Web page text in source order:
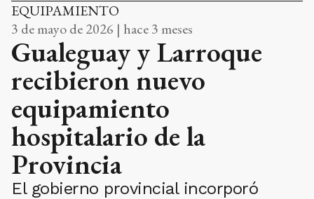
EQUIPAMIENTO
3 de mayo de 2026 | hace 3 meses
Gualeguay y Larroque
recibieron nuevo
equipamiento
hospitalario de la
Provincia
El gobierno provincial incorporó